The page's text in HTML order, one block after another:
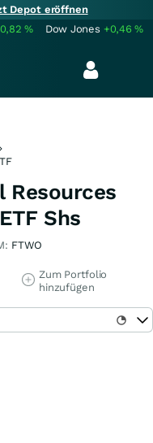
Depot eröffnen
% Dow Jones +0,46%
Resources
Shs
FTWO
Zum Portfolio
hinzufügen